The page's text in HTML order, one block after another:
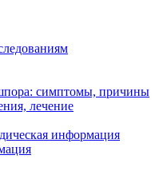
симптомы, причины
лечение
информация